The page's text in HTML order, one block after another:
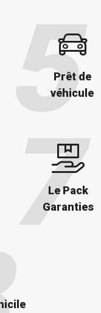
Prêt de
véhicule
Le Pack
Garanties